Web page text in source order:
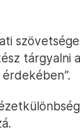
tárgyalni